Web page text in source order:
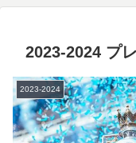
2023-2024 プ
2023-2024